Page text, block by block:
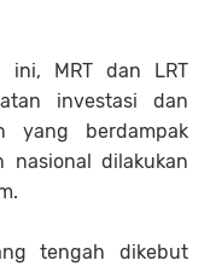
ini, MRT dan LRT
investasi dan
yang berdampak
nasional dilakukan
tengah dikebut